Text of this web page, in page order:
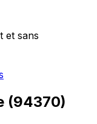
et sans
(94370)